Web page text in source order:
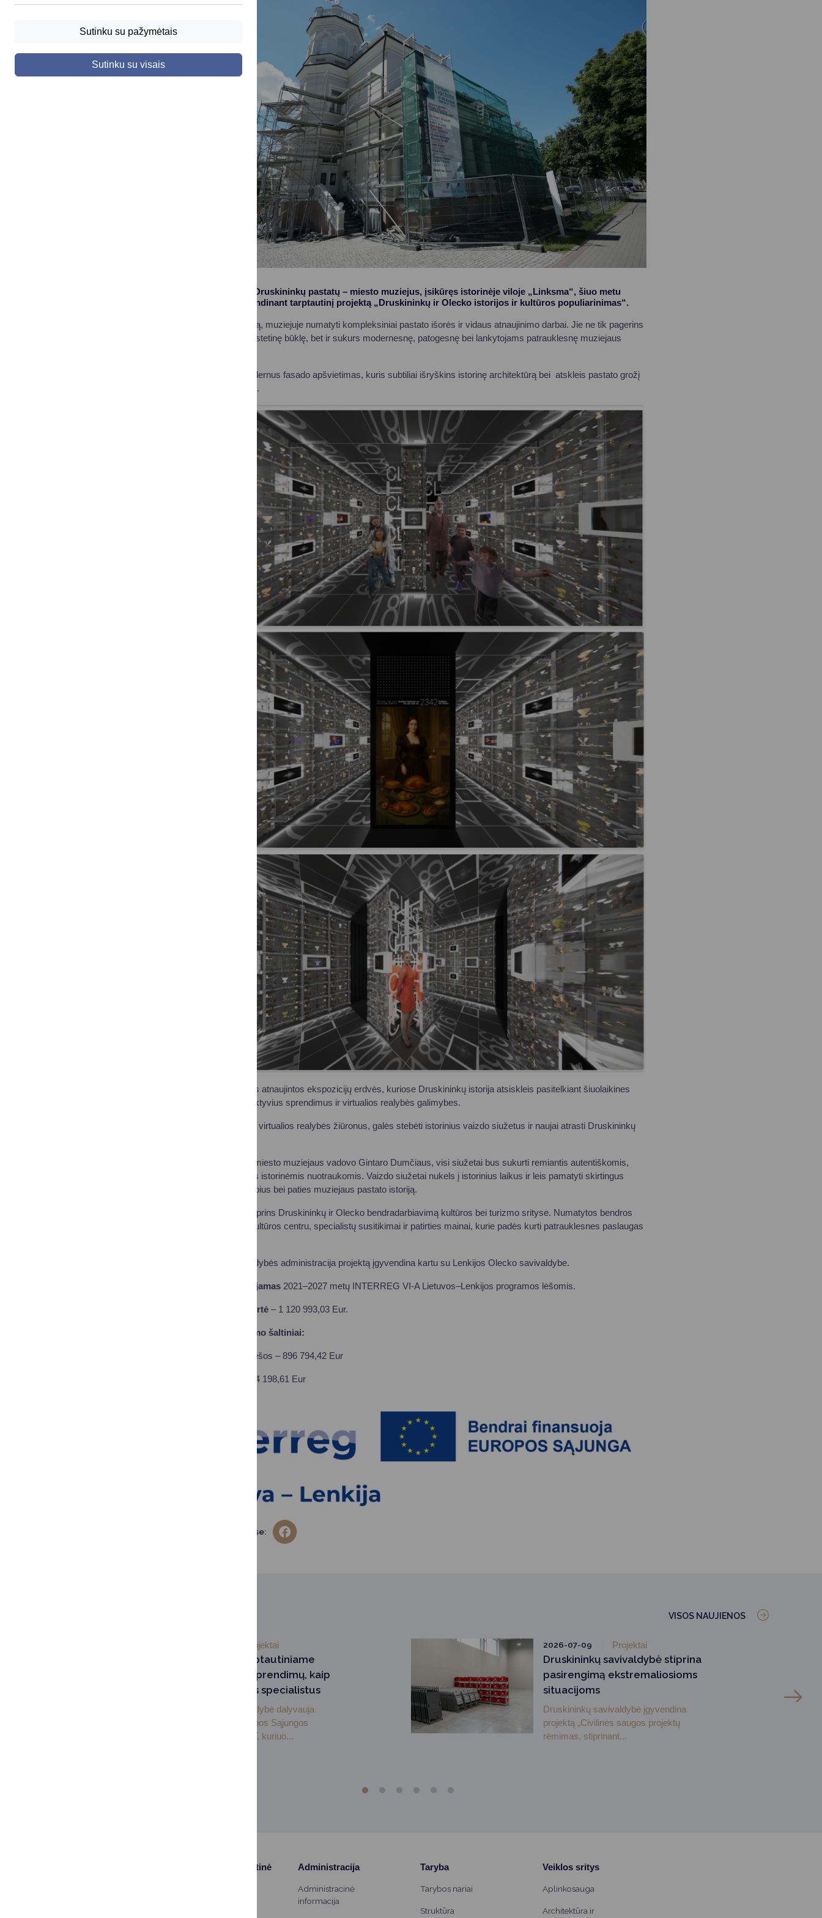
Sutinku su pažymėtais
Sutinku su visais
Pranešėjų apsauga
Asmens duomenų apsauga
Vienas gražiausių Druskininkų pastatų – miesto muziejus, įsikūręs istorinėje viloje „Linksma“, šiuo metu
atnaujinimas įgyvendinant tarptautinį projektą „Druskininkų ir Olecko istorijos ir kultūros populiarinimas“.
Įgyvendinant projektą, muziejuje numatyti kompleksiniai pastato išorės ir vidaus atnaujinimo darbai. Jie ne tik pagerins
pastato techninę ir estetinę būklę, bet ir sukurs modernesnę, patogesnę bei lankytojams patrauklesnę muziejaus
Pastatą papuoš modernus fasado apšvietimas, kuris subtiliai išryškins istorinę architektūrą bei atskleis pastato grožį
skirtingu paros metu.
Muziejaus viduje bus atnaujintos ekspozicijų erdvės, kuriose Druskininkų istorija atsiskleis pasitelkiant šiuolaikines
technologijas, interaktyvius sprendimus ir virtualios realybės galimybes.
Lankytojai, pasitelkę virtualios realybės žiūronus, galės stebėti istorinius vaizdo siužetus ir naujai atrasti Druskininkų
Pasak Druskininkų miesto muziejaus vadovo Gintaro Dumčiaus, visi siužetai bus sukurti remiantis autentiškomis,
muziejaus turimomis istorinėmis nuotraukomis. Vaizdo siužetai nukels į istorinius laikus ir leis pamatyti skirtingus
Druskininkų laikotarpius bei paties muziejaus pastato istoriją.
Projektas taip pat stiprins Druskininkų ir Olecko bendradarbiavimą kultūros bei turizmo srityse. Numatytos bendros
veiklos su Olecko kultūros centru, specialistų susitikimai ir patirties mainai, kurie padės kurti patrauklesnes paslaugas
Druskininkų savivaldybės administracija projektą įgyvendina kartu su Lenkijos Olecko savivaldybe.
Projektas finansuojamas 2021–2027 metų INTERREG VI-A Lietuvos–Lenkijos programos lėšomis.
Bendra projekto vertė – 1 120 993,03 Eur.
Projekto finansavimo šaltiniai:
Europos Sąjungos lėšos – 896 794,42 Eur
Partnerių lėšos – 224 198,61 Eur
Dalintis soc. tinkluose:
VISOS NAUJIENOS
Projektai
Druskininkai tarptautiniame
projekte ieško sprendimų, kaip
pritraukti jaunus specialistus
Druskininkų savivaldybė dalyvauja
tarptautiniame Europos Sąjungos
projekte CARE‑GET, kuriuo...
2026-07-09 Projektai
Druskininkų savivaldybė stiprina
pasirengimą ekstremaliosioms
situacijoms
Druskininkų savivaldybė įgyvendina
projektą „Civilinės saugos projektų
rėmimas, stiprinant...
Struktūra ir kontaktinė
Administracija
Administracinė
informacija
Taryba
Tarybos nariai
Struktūra
Veiklos sritys
Aplinkosauga
Architektūra ir